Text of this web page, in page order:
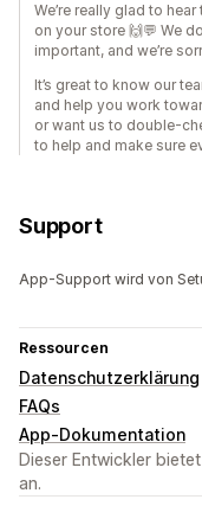
We’re really glad to
on your store 🙌💬 We
important, and we’re
It’s great to know our
and help you work
or want us to double-
to help and make sure
Support
App-Support wird von
Ressourcen
Datenschutzerklärung
FAQs
App-Dokumentation
Dieser Entwickler
an.